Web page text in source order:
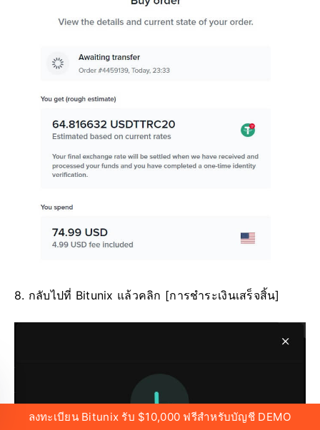
8. กลับไปที่ Bitunix แล้วคลิก [การชำระเงินเสร็จสิ้น]
ลงทะเบียน Bitunix รับ $10,000 ฟรีสำหรับบัญชี DEMO